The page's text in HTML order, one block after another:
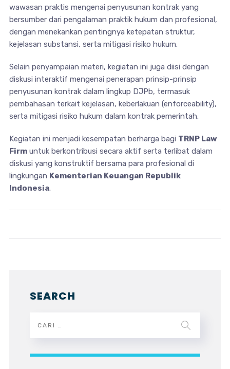
wawasan praktis mengenai penyusunan kontrak yang
bersumber dari pengalaman praktik hukum dan profesional,
dengan menekankan pentingnya ketepatan struktur,
kejelasan substansi, serta mitigasi risiko hukum.
Selain penyampaian materi, kegiatan ini juga diisi dengan
diskusi interaktif mengenai penerapan prinsip-prinsip
penyusunan kontrak dalam lingkup DJPb, termasuk
pembahasan terkait kejelasan, keberlakuan (enforceability),
serta mitigasi risiko hukum dalam kontrak pemerintah.
Kegiatan ini menjadi kesempatan berharga bagi TRNP Law
Firmuntuk berkontribusi secara aktif serta terlibat dalam
diskusi yang konstruktif bersama para profesional di
lingkungan Kementerian Keuangan Republik
Indonesia.
SEARCH